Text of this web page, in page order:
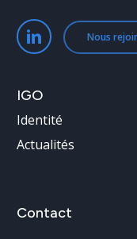
Nous
IGO
Identité
Actualités
Contact